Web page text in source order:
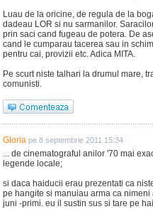
Luau de la oricine, de regula de la
dadeau LOR si nu sarmanilor.
prin saci cand fugeau de potera. De
cand le cumparau tacerea sau in
pentru cai, provizii etc. Adica MITA.
Pe scurt niste talhari la drumul mare,
comunisti.
Gloria pe 8 septembrie 2011 15:34
... de cinematograful anilor '70 mai
legende locale;
si daca haiducii erau prezentati ca
pe hangite si manuiau arma ca
juni -primi. eu il sustin sus si tare pe